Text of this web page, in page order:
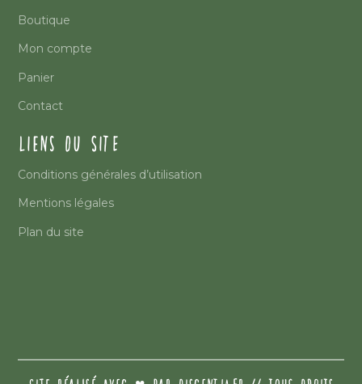
Boutique
Mon compte
Panier
Contact
LIENS DU SITE
Conditions générales d’utilisation
Mentions légales
Plan du site